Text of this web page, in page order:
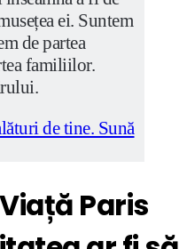
ei. Suntem
de partea
familiilor.
Paris